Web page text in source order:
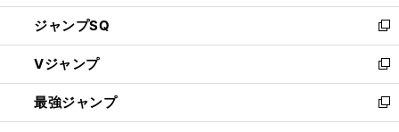
し
い
ウ
ィ
ン
ド
ウ
ジャンプSQ
新
し
い
ウ
ィ
ン
Vジャンプ
新
し
い
ウ
最強ジャンプ
新
し